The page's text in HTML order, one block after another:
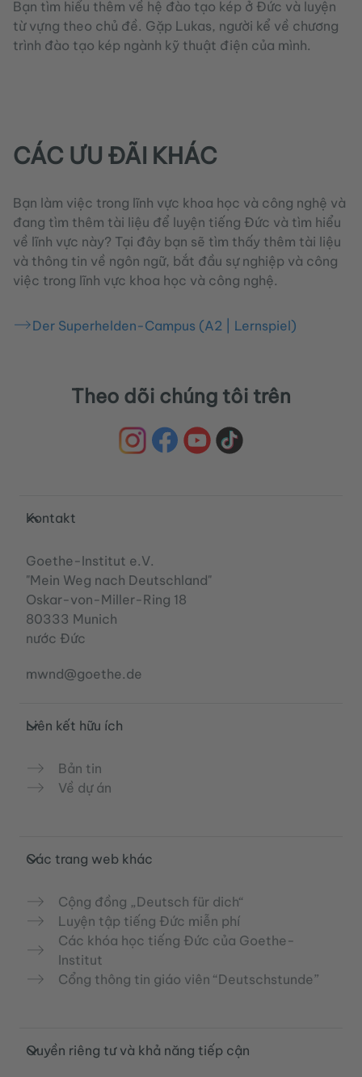
Bạn tìm hiểu thêm về hệ đào tạo kép ở Đức và luyện
từ vựng theo chủ đề. Gặp Lukas, người kể về chương
trình đào tạo kép ngành kỹ thuật điện của mình.
CÁC ƯU ĐÃI KHÁC
Bạn làm việc trong lĩnh vực khoa học và công nghệ và
đang tìm thêm tài liệu để luyện tiếng Đức và tìm hiểu
về lĩnh vực này? Tại đây bạn sẽ tìm thấy thêm tài liệu
và thông tin về ngôn ngữ, bắt đầu sự nghiệp và công
việc trong lĩnh vực khoa học và công nghệ.
Der Superhelden-Campus (A2 | Lernspiel)
Theo dõi chúng tôi trên
Service- und Informationsbereich
Kontakt
Goethe-Institut e.V.
"Mein Weg nach Deutschland"
Oskar-von-Miller-Ring 18
80333 Munich
nước Đức
mwnd@goethe.de
Liên kết hữu ích
Bản tin
Về dự án
Các trang web khác
Cộng đồng „Deutsch für dich“
Luyện tập tiếng Đức miễn phí
Các khóa học tiếng Đức của Goethe-
Institut
Cổng thông tin giáo viên “Deutschstunde”
Quyền riêng tư và khả năng tiếp cận